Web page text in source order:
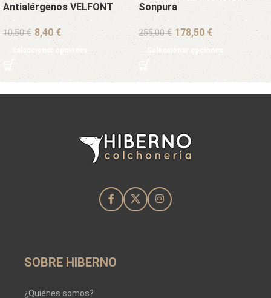
Antialérgenos VELFONT
10,50€ €
Seleccionar opciones
Sonpura
255,00€ €
Seleccionar opciones
SOBRE HIBERNO
¿Quiénes somos?